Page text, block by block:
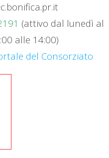
(attivo dal lunedì al
alle 14:00)
del Consorziato